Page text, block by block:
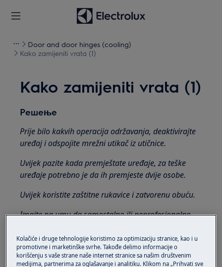
Door and door hinges (cooling)
Kako zamijeniti vrata (1)
Kako zamijeniti vrata (1)
Решење
Prije bilo kakvih operacija održavanja, deaktivirajte
uređaj i odspojite mrežni utikač iz utičnice.
Uvijek pazite kada premještate uređaje, za teške
uređaje potrebno je da ih premjeste dvije osobe.
Uvijek koristite zaštitne rukavice i zatvorenu obuću.
Imajte na umu da samostalno ili neprofesionalno
se ne izvede pravilno
Kako promijeniti šarke
Kolačiće i druge tehnologije koristimo za optimizaciju stranice, kao i u
promotivne i marketinške svrhe. Takođe delimo informacije o
korišćenju s vaše strane naše internet stranice sa našim društvenim
medijima, partnerima za oglašavanje i analitiku. Klikom na „Prihvati sve